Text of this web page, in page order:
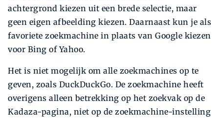
achtergrond kiezen uit een brede selectie, maar
geen eigen afbeelding kiezen. Daarnaast kun je als
favoriete zoekmachine in plaats van Google kiezen
voor Bing of Yahoo.
Het is niet mogelijk om alle zoekmachines op te
geven, zoals DuckDuckGo. De zoekmachine heeft
overigens alleen betrekking op het zoekvak op de
Kadaza-pagina, niet op de zoekmachine-instelling